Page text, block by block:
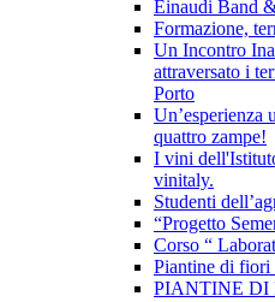
Einaudi Band
Formazione,
Un Incontro
attraversato i
Porto
Un’esperienza
quattro zampe!
I vini
vinitaly.
Studenti
“Progetto
Corso “
Piantine di fiori
PIANTINE DI